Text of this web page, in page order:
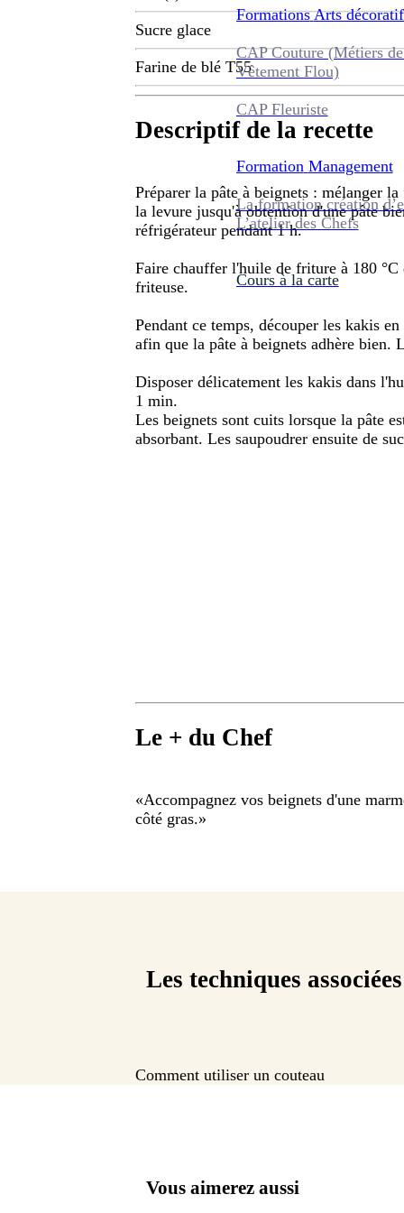
Formations Arts
CAP Couture (Métiers
Vêtement Flou)
CAP Fleuriste
Formation Management
La formation création
L’atelier des Chefs
Cours à la carte
Sucre glace
Farine de blé T55
Descriptif de la recette
Préparer la pâte à beignets : mélanger
la levure jusqu'à obtention d'une pâte
réfrigérateur pendant 1 h.
Faire chauffer l'huile de friture à 180 °C
friteuse.
Pendant ce temps, découper les kakis
afin que la pâte à beignets adhère bien.
Disposer délicatement les kakis dans
1 min.
Les beignets sont cuits lorsque la pâte
absorbant. Les saupoudrer ensuite de
Le + du Chef
«Accompagnez vos beignets d'une
côté gras.»
Les techniques associées
Comment utiliser un couteau
Vous aimerez aussi